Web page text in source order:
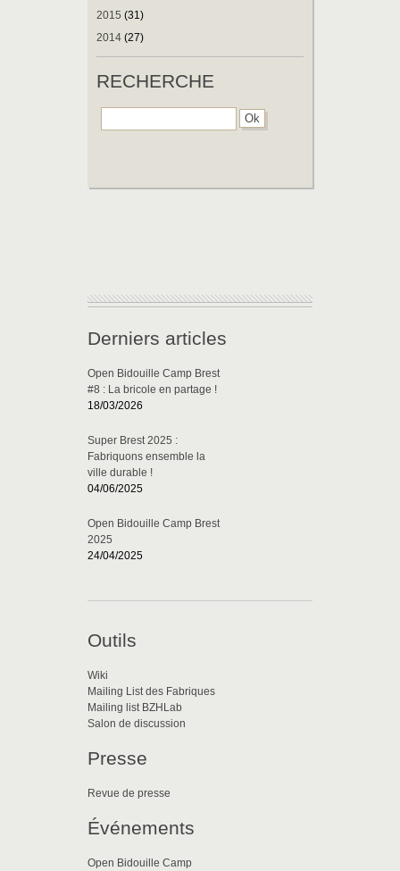
2015 (31)
2014 (27)
RECHERCHE
Derniers articles
Open Bidouille Camp Brest
#8 : La bricole en partage !
18/03/2026
Super Brest 2025 :
Fabriquons ensemble la
ville durable !
04/06/2025
Open Bidouille Camp Brest
2025
24/04/2025
Outils
Wiki
Mailing List des Fabriques
Mailing list BZHLab
Salon de discussion
Presse
Revue de presse
Événements
Open Bidouille Camp